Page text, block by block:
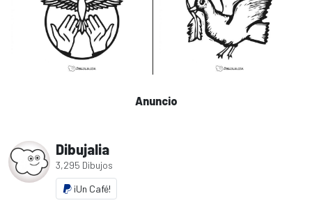
Anuncio
Dibujalia
3,295 Dibujos
¡Un Café!